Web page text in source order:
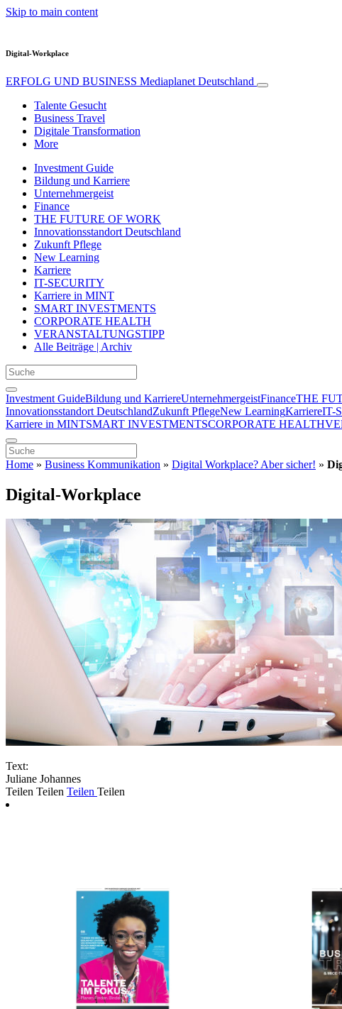
Skip to main content
Digital-Workplace
ERFOLG UND BUSINESS Mediaplanet Deutschland
Talente Gesucht
Business Travel
Digitale Transformation
More
Investment Guide
Bildung und Karriere
Unternehmergeist
Finance
THE FUTURE OF WORK
Innovationsstandort Deutschland
Zukunft Pflege
New Learning
Karriere
IT-SECURITY
Karriere in MINT
SMART INVESTMENTS
CORPORATE HEALTH
VERANSTALTUNGSTIPP
Alle Beiträge | Archiv
Investment GuideBildung und KarriereUnternehmergeistFinanceTHE
Innovationsstandort DeutschlandZukunft PflegeNew LearningKarriereIT-
Karriere in MINTSMART INVESTMENTSCORPORATE HEALTH
Home » Business Kommunikation » Digital Workplace? Aber sicher! »
Digital-Workplace
Text:
Juliane Johannes
Teilen Teilen Teilen Teilen